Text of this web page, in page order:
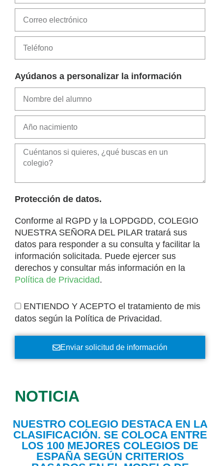
Ayúdanos a personalizar la información
Protección de datos.
Conforme al RGPD y la LOPDGDD, COLEGIO
NUESTRA SEÑORA DEL PILAR tratará sus
datos para responder a su consulta y facilitar la
información solicitada. Puede ejercer sus
derechos y consultar más información en la
Política de Privacidad.
ENTIENDO Y ACEPTO el tratamiento de mis
datos según la Política de Privacidad.
Enviar solicitud de información
NOTICIA
NUESTRO COLEGIO DESTACA EN LA
CLASIFICACIÓN. SE COLOCA ENTRE
LOS 100 MEJORES COLEGIOS DE
ESPAÑA SEGÚN CRITERIOS